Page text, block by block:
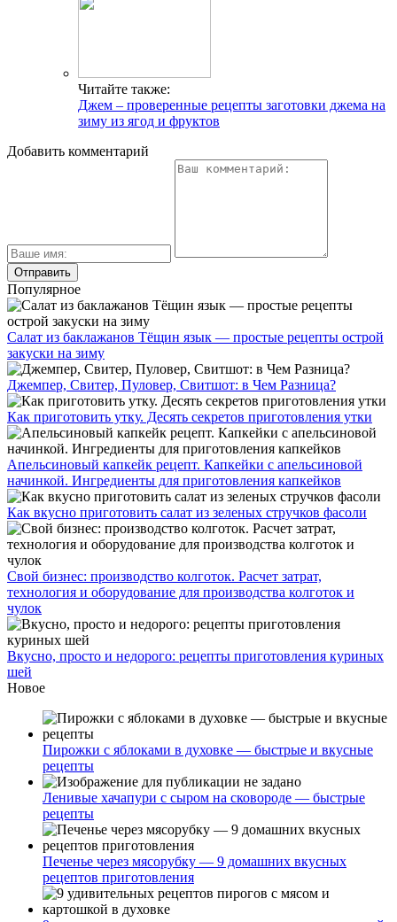
Читайте также:
Джем – проверенные рецепты заготовки джема на
зиму из ягод и фруктов
Добавить комментарий
Популярное
Салат из баклажанов Тёщин язык — простые рецепты острой
закуски на зиму
Джемпер, Свитер, Пуловер, Свитшот: в Чем Разница?
Как приготовить утку. Десять секретов приготовления утки
Апельсиновый капкейк рецепт. Капкейки с апельсиновой
начинкой. Ингредиенты для приготовления капкейков
Как вкусно приготовить салат из зеленых стручков фасоли
Свой бизнес: производство колготок. Расчет затрат,
технология и оборудование для производства колготок и
чулок
Вкусно, просто и недорого: рецепты приготовления куриных
шей
Новое
Пирожки с яблоками в духовке — быстрые и вкусные
рецепты
Ленивые хачапури с сыром на сковороде — быстрые
рецепты
Печенье через мясорубку — 9 домашних вкусных
рецептов приготовления